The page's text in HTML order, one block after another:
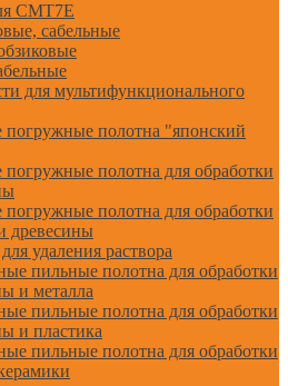
CMT7E
сабельные
для мультифункционального
полотна "японский
полотна для обработки
полотна для обработки
древесины
удаления раствора
пильные полотна для обработки
и металла
пильные полотна для обработки
и пластика
пильные полотна для обработки